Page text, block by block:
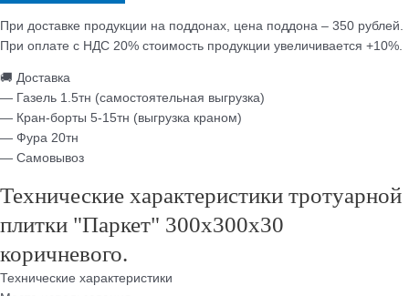
При доставке продукции на поддонах, цена поддона – 350 рублей.
При оплате с НДС 20% стоимость продукции увеличивается +10%.
🚚 Доставка
— Газель 1.5тн (самостоятельная выгрузка)
— Кран-борты 5-15тн (выгрузка краном)
— Фура 20тн
— Самовывоз
Технические характеристики тротуарной
плитки "Паркет" 300х300х30
коричневого.
Технические характеристики